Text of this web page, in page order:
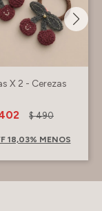
X 2 - Cerezas
$ 490
18,03% MENOS